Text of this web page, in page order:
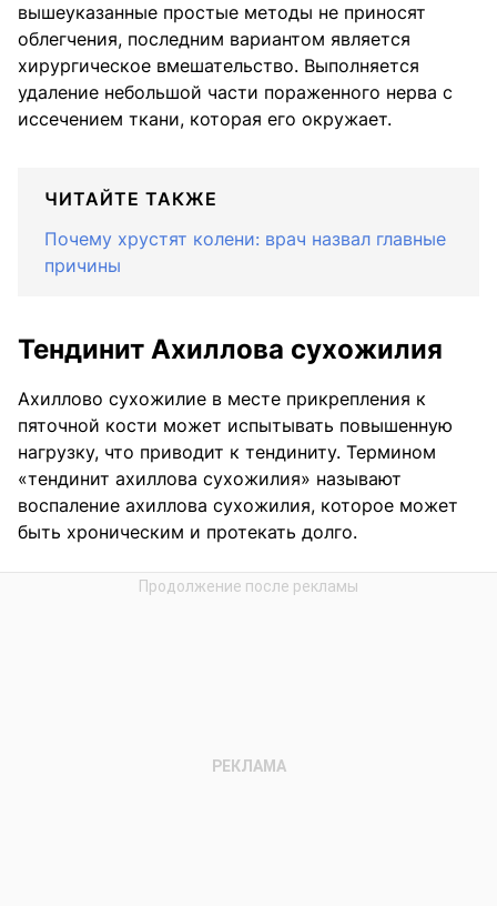
вышеуказанные простые методы не приносят
облегчения, последним вариантом является
хирургическое вмешательство. Выполняется
удаление небольшой части пораженного нерва с
иссечением ткани, которая его окружает.
ЧИТАЙТЕ ТАКЖЕ
Почему хрустят колени: врач назвал главные
причины
Тендинит Ахиллова сухожилия
Ахиллово сухожилие в месте прикрепления к
пяточной кости может испытывать повышенную
нагрузку, что приводит к тендиниту. Термином
«тендинит ахиллова сухожилия» называют
воспаление ахиллова сухожилия, которое может
быть хроническим и протекать долго.